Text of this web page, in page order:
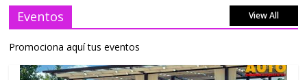
Eventos View All
Promociona aquí tus eventos